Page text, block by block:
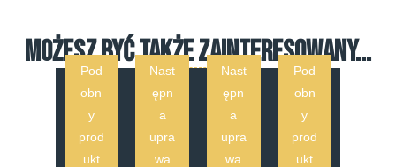
MOŻESZ BYĆ TAKŻE ZAINTERESOWANY...
Pod
obn
y
prod
ukt
Nast
ępn
a
upra
wa
Nast
ępn
a
upra
wa
Pod
obn
y
prod
ukt